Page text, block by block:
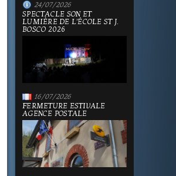
24/07/2026
SPECTACLE SON ET
LUMIÈRE DE L'ÉCOLE ST J.
BOSCO 2026
16/07/2026
FERMETURE ESTIVALE
AGENCE POSTALE